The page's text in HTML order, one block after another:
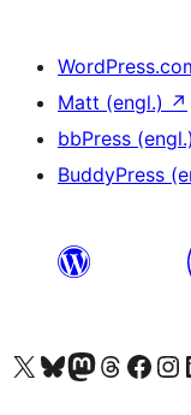
Matt (engl.) ↗
bbPress (engl.)
BuddyPress
Unser X-Konto (früher Twitter) besuchen
Unser Bluesky-Konto besuchen
Unser Mastodon-Konto
Unser Threads-
UnsereUnser